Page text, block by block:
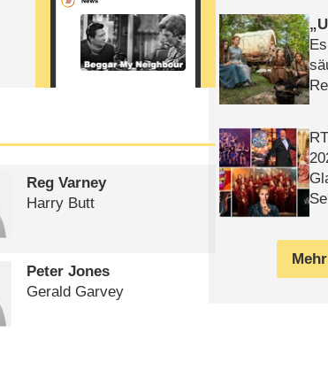
Reg Varney
Harry Butt
Peter Jones
Gerald Garvey